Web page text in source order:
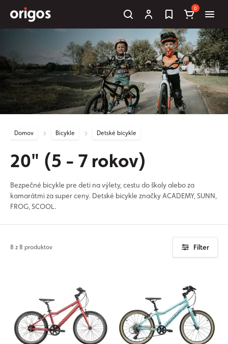
0
Domov Bicykle Detské bicykle
20" (5 - 7 rokov)
Bezpečné bicykle pre deti na výlety, cestu do školy alebo za
kamarátmi za super ceny. Detské bicykle značky ACADEMY, SUNN,
FROG, SCOOL.
8 z 8 produktov Filter